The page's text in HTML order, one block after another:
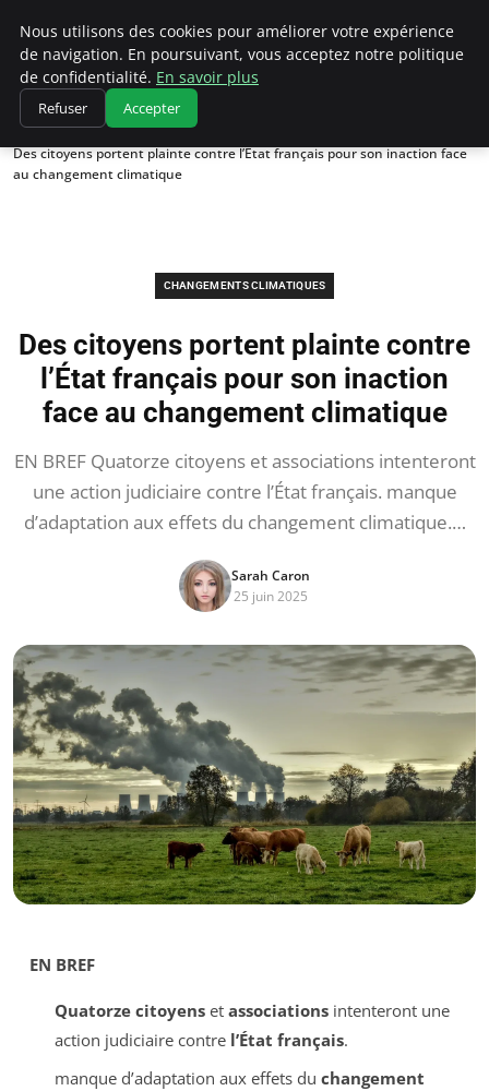
Climatedebtagents
Accueil
Changements climatiques
Des citoyens portent plainte contre l’État français pour son inaction face
au changement climatique
CHANGEMENTS CLIMATIQUES
Des citoyens portent plainte contre
l’État français pour son inaction
face au changement climatique
EN BREF Quatorze citoyens et associations intenteront
une action judiciaire contre l’État français. manque
d’adaptation aux effets du changement climatique.…
Sarah Caron
25 juin 2025
EN BREF
Quatorze citoyenset associationsintenteront une
action judiciaire contre l’État français.
manque d’adaptation aux effets du changement
Nous utilisons des cookies pour améliorer votre expérience
de navigation. En poursuivant, vous acceptez notre politique
de confidentialité. En savoir plus
Refuser Accepter